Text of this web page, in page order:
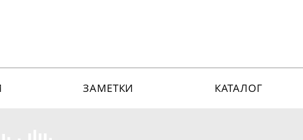
ЗАМЕТКИ КАТАЛОГ